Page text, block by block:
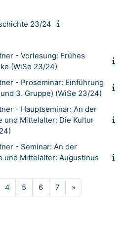
23/24
- Vorlesung: Frühes
(WiSe 23/24)
- Proseminar: Einführung
3. Gruppe) (WiSe 23/24)
- Hauptseminar: An der
und Mittelalter: Die Kultur
- Seminar: An der
und Mittelalter: Augustinus
3
4Seite 4
5Seite 5
6Seite 6
7Seite 7
»Nächste Seite